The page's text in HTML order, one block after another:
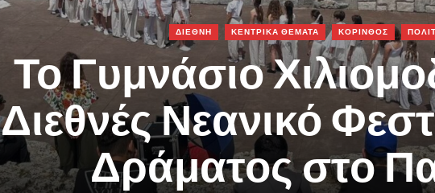
ΔΙΕΘΝΗ ΚΕΝΤΡΙΚΑ ΘΕΜΑΤΑ ΚΟΡΙΝΘΟΣ
Το Γυμνάσιο
Διεθνές Νεανικό
Δράματος στο